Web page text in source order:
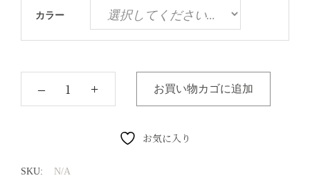
カラー
‒ + お買い物カゴに追加
お気に入り
SKU: N/A